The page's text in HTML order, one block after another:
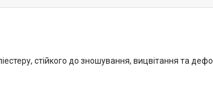
стійкого до зношування, вицвітання та